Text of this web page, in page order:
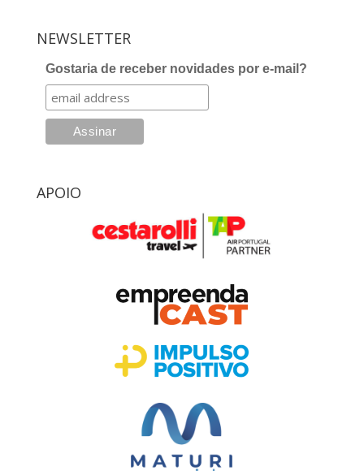
NEWSLETTER
Gostaria de receber novidades por e-mail?
APOIO